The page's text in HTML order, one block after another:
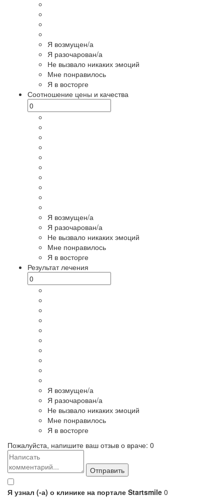
Я возмущен/а
Я разочарован/а
Не вызвало никаких эмоций
Мне понравилось
Я в восторге
Соотношение цены и качества
Я возмущен/а
Я разочарован/а
Не вызвало никаких эмоций
Мне понравилось
Я в восторге
Результат лечения
Я возмущен/а
Я разочарован/а
Не вызвало никаких эмоций
Мне понравилось
Я в восторге
Пожалуйста, напишите ваш отзыв о враче: 0
Я узнал (-а) о клинике на портале Startsmile 0